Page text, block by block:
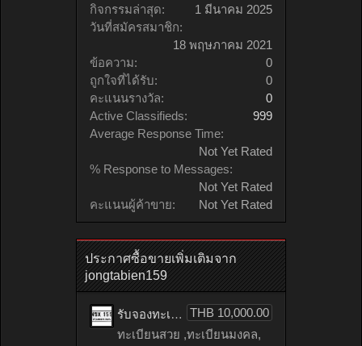
กิจกรรมล่าสุด:
1 มีนาคม 2025
วันที่สมัครสมาชิก:
18 พฤษภาคม 2021
ข้อความ:
0
ถูกใจที่ได้รับ:
0
คะแนนรางวัล:
0
Active Classifieds:
999
Average Response Time:
Not Yet Rated
% Response to Messages:
Not Yet Rated
คะแนนผู้ค้าขาย:
Not Yet Rated
ประกาศซื้อขายเพิ่มเติมจาก
jongtabien159
THB 10,000.00
รับจองทะเบียนรถเลข 155 หมวดใหม่จากกรมขนส่ง จองทะเบียน 155
ทะเบียนสวย ,ทะเบียนมงคล,